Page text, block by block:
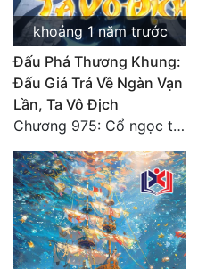
khoảng 1 năm trước
Đấu Phá Thương Khung:
Đấu Giá Trả Về Ngàn Vạn
Lần, Ta Vô Địch
Chương 975: Cổ ngọc tề tựu, đấu giá đế phẩm Sồ Đan! (Đại Kết Cục)